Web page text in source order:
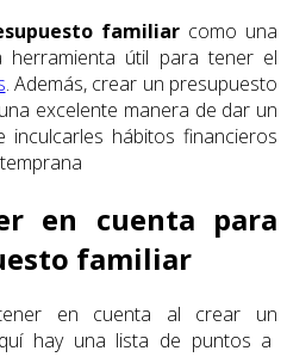
familiar como una
herramienta útil para tener el
. Además, crear un presupuesto
excelente manera de dar un
hábitos financieros
en cuenta para
familiar
en cuenta al crear un
hay una lista de puntos a